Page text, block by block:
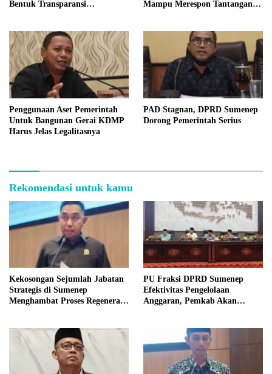
Bentuk Transparansi
Mampu Merespon Tantangan
Penggunaan Aset Pemerintah
Untuk Bangunan Gerai KDMP
Harus Jelas Legalitasnya
PAD Stagnan, DPRD Sumenep
Dorong Pemerintah Serius
Rekomendasi untuk kamu
Kekosongan Sejumlah Jabatan
Strategis di Sumenep
Menghambat Proses Regenerasi
PU Fraksi DPRD Sumenep
Efektivitas Pengelolaan
Anggaran, Pemkab Akan